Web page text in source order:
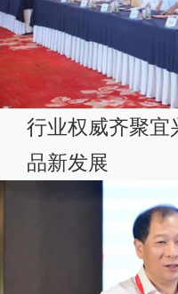
行业权威齐聚宜
品新发展